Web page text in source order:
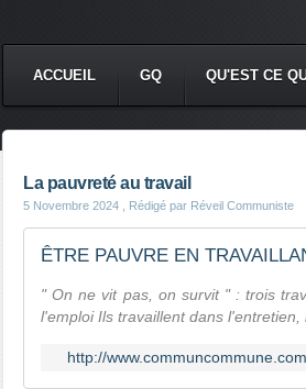
ACCUEIL GQ QU'EST CE
La pauvreté au travail
5 Novembre 2024 , Rédigé par Réveil Communiste
" On ne vit pas, on survit " : trois
l'emploi Ils travaillent dans
http://